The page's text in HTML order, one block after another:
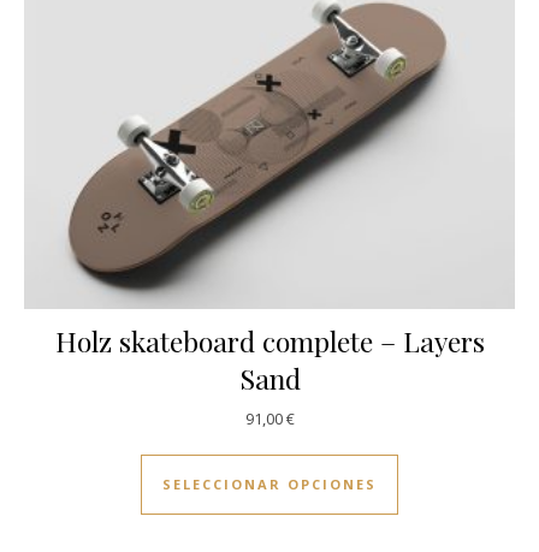
Holz skateboard complete – Layers
Sand
91,00€
SELECCIONAR OPCIONES
Este producto